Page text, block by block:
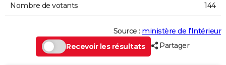
Nombre de votants 144
Source : ministère de l’Intérieur
Recevoir les résultats
Partager